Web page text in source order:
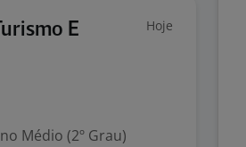
E
Hoje
Médio (2º Grau)